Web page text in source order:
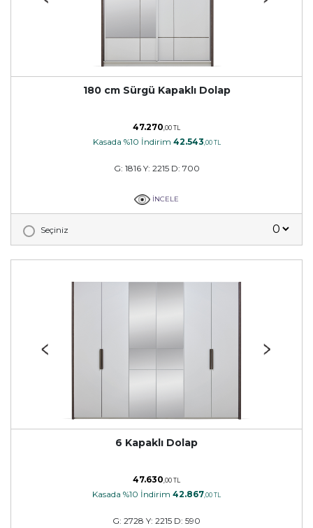
180 cm Sürgü Kapaklı Dolap
47.270,00 TL
Kasada %10 İndirim 42.543,00 TL
G: 1816 Y: 2215 D: 700
İNCELE
Seçiniz
6 Kapaklı Dolap
47.630 ,00 TL
Kasada %10 İndirim 42.867 ,00 TL
G: 2728 Y: 2215 D: 590